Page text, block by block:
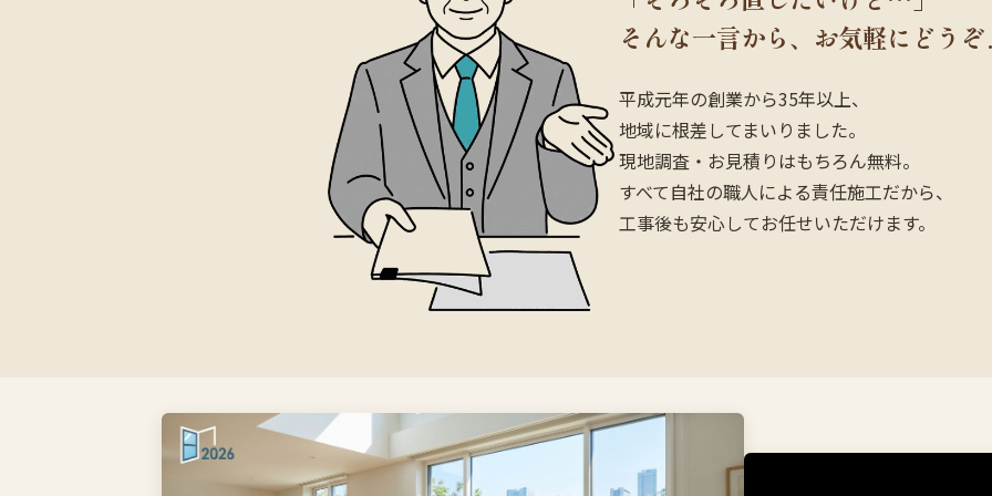
そんな一言から、お気軽にどうぞ
平成元年の創業から35年以上、
地域に根差してまいりました。
現地調査・お見積りはもちろん無料。
すべて自社の職人による責任施工だから、
工事後も安心してお任せいただけます。